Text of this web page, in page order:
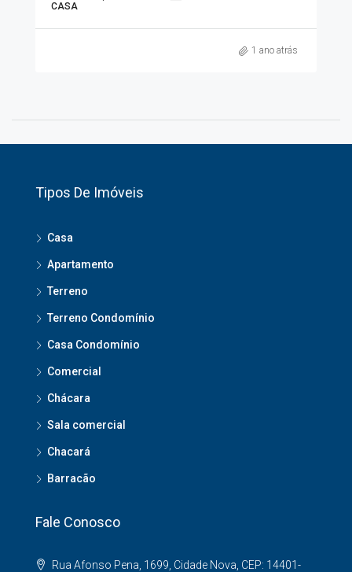
CASA
1 ano atrás
Tipos De Imóveis
Casa
Apartamento
Terreno
Terreno Condomínio
Casa Condomínio
Comercial
Chácara
Sala comercial
Chacará
Barracão
Fale Conosco
Rua Afonso Pena, 1699, Cidade Nova, CEP: 14401-